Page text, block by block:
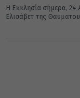
Η Εκκλησία σήμερα, 24
Ελισάβετ της